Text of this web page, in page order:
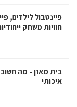
פיינטבול לילדים,
חוויות משחק
בית מאזן - מה
איכותי